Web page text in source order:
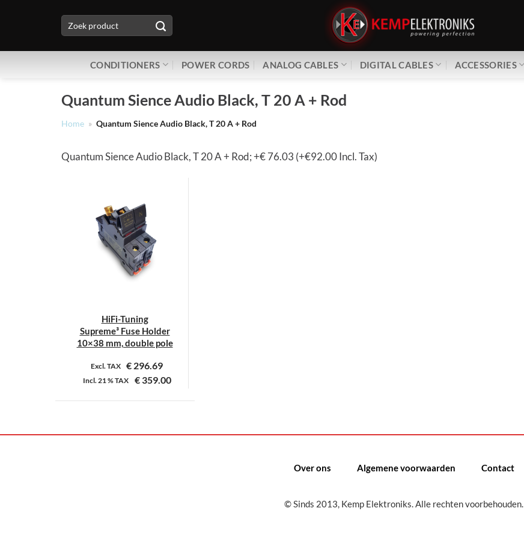
naar:
CONDITIONERS POWER CORDS ANALOG CABLES DIGITAL CABLES ACCESSORIES
Quantum Sience Audio Black, T 20 A + Rod
Home » Quantum Sience Audio Black, T 20 A + Rod
Quantum Sience Audio Black, T 20 A + Rod; +€ 76.03 (+€92.00 Incl. Tax)
HiFi-Tuning
Supreme³ Fuse Holder
10×38 mm, double pole
Excl. TAX € 296.69
Incl.21 %TAX €359.00
Dit
heeft
Over ons Algemene voorwaarden Contact
© Sinds 2013, Kemp Elektroniks. Alle rechten voorbehouden.